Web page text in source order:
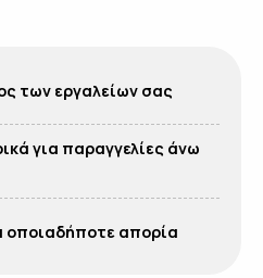
των εργαλείων σας
για παραγγελίες άνω
οποιαδήποτε απορία